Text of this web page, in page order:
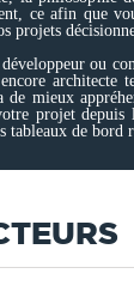
ce afin que
projets
ou
architecte
de mieux
projet depuis
de bord